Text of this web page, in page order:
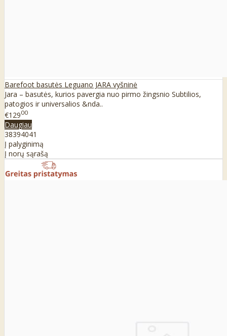
Barefoot basutės Leguano JARA vyšninė
Jara – basutės, kurios pavergia nuo pirmo žingsnio Subtilios,
patogios ir universalios &nda..
€12900
Daugiau
38394041
Į palyginimą
Į norų sąrašą